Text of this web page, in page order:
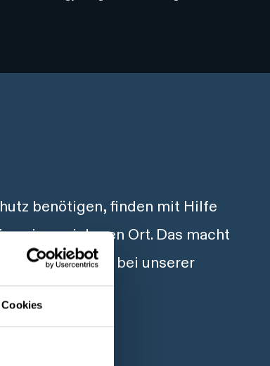
benötigen, finden mit Hilfe
einen sicheren Ort. Das macht
uns täglich bei unserer